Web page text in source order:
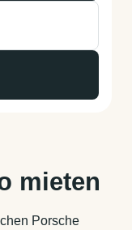
mieten
Porsche